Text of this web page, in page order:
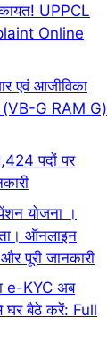
UPPCL
Online
एवं आजीविका
(VB-G RAM G)
पदों पर
योजना ।
ऑनलाइन
पूरी जानकारी
e-KYC अब
घर बैठे करें: Full